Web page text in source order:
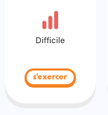
Difficile
s'exercer